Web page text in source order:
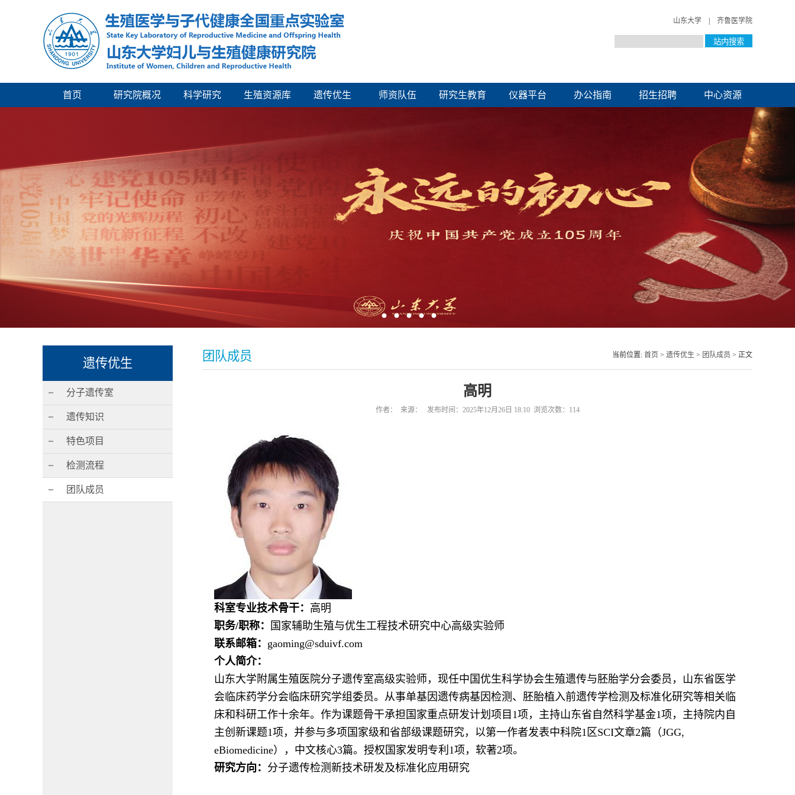
山东大学 齐鲁医学院
首页 研究院概况 科学研究 生殖资源库 遗传优生 师资队伍 研究生教育 仪器平台 办公指南 招生招聘 中心资源
遗传优生
分子遗传室
遗传知识
特色项目
检测流程
团队成员
团队成员 当前位置: 首页 > 遗传优生 > 团队成员 > 正文
高明
作者： 来源： 发布时间：2025年12月26日 18:10 浏览次数： 114
科室专业技术骨干： 高明
职务/职称：
国家辅助生殖与优生工程技术研究中心高级实验师
联系邮箱： gaoming@sduivf.com
个人简介：
山东大学附属生殖医院分子遗传室高级实验师，现任中国优生科学协会生殖遗传与胚胎学分会委员，山东省医学
会临床药学分会临床研究学组委员。从事单基因遗传病基因检测、胚胎植入前遗传学检测及标准化研究等相关临
床和科研工作十余年。作为课题骨干承担国家重点研发计划项目 1项，主持山东省自然科学基金1项，主持院内自
主创新课题1项，并参与多项国家级和省部级课题研究，以第一作者发表中科院1 区SCI文章2篇（JGG,
eBiomedicine），中文核心3篇。授权国家发明专利 1项，软著2项。
研究方向： 分子遗传检测新技术研发及标准化应用研究